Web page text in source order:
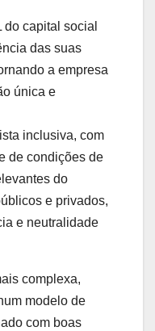
capital social
das suas
a empresa
única e
inclusiva, com
de condições de
do
e privados,
e neutralidade
complexa,
modelo de
com boas